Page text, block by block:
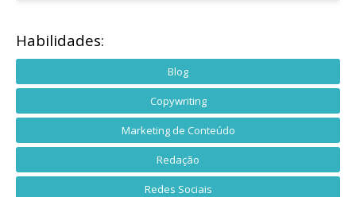
Habilidades:
Blog
Copywriting
Marketing de Conteúdo
Redação
Redes Sociais